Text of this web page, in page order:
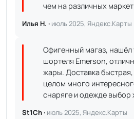
чем на различных
Илья Н. · июль 2025, Яндекс.Карты
Офигенный магаз, нашёл
шортеля Emerson,
жары. Доставка быстрая,
целом много
снаряге и одежде выбор
St1Ch · июль 2025, Яндекс.Карты